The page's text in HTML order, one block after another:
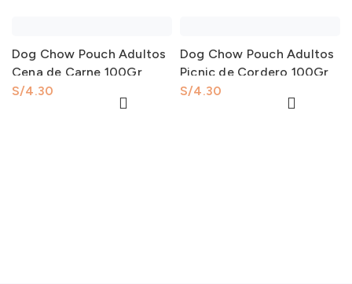
Dog Chow Pouch Adultos
Cena de Carne 100Gr
S/
Dog Chow Pouch Adultos
Picnic de Cordero 100Gr
S/